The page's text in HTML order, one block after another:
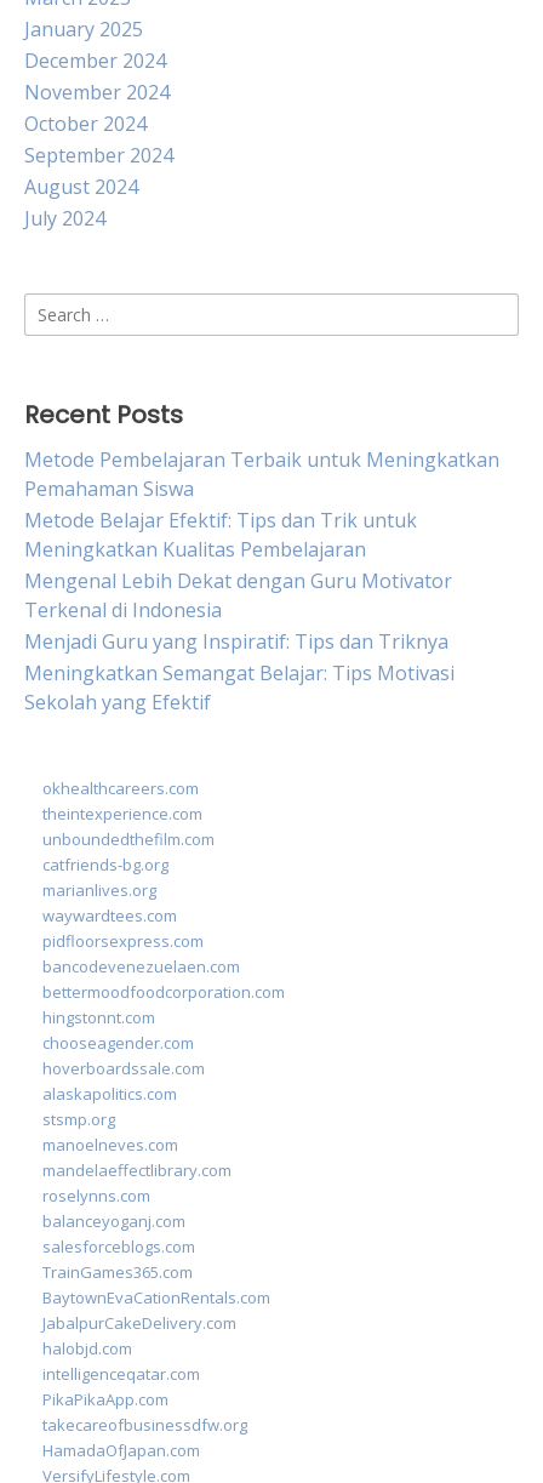
January 2025
December 2024
November 2024
October 2024
September 2024
August 2024
July 2024
Search
for:
Recent Posts
Metode Pembelajaran Terbaik untuk Meningkatkan
Pemahaman Siswa
Metode Belajar Efektif: Tips dan Trik untuk
Meningkatkan Kualitas Pembelajaran
Mengenal Lebih Dekat dengan Guru Motivator
Terkenal di Indonesia
Menjadi Guru yang Inspiratif: Tips dan Triknya
Meningkatkan Semangat Belajar: Tips Motivasi
Sekolah yang Efektif
okhealthcareers.com
theintexperience.com
unboundedthefilm.com
catfriends-bg.org
marianlives.org
waywardtees.com
pidfloorsexpress.com
bancodevenezuelaen.com
bettermoodfoodcorporation.com
hingstonnt.com
chooseagender.com
hoverboardssale.com
alaskapolitics.com
stsmp.org
manoelneves.com
mandelaeffectlibrary.com
roselynns.com
balanceyoganj.com
salesforceblogs.com
TrainGames365.com
BaytownEvaCationRentals.com
JabalpurCakeDelivery.com
halobjd.com
intelligenceqatar.com
PikaPikaApp.com
takecareofbusinessdfw.org
HamadaOfJapan.com
VersifyLifestyle.com